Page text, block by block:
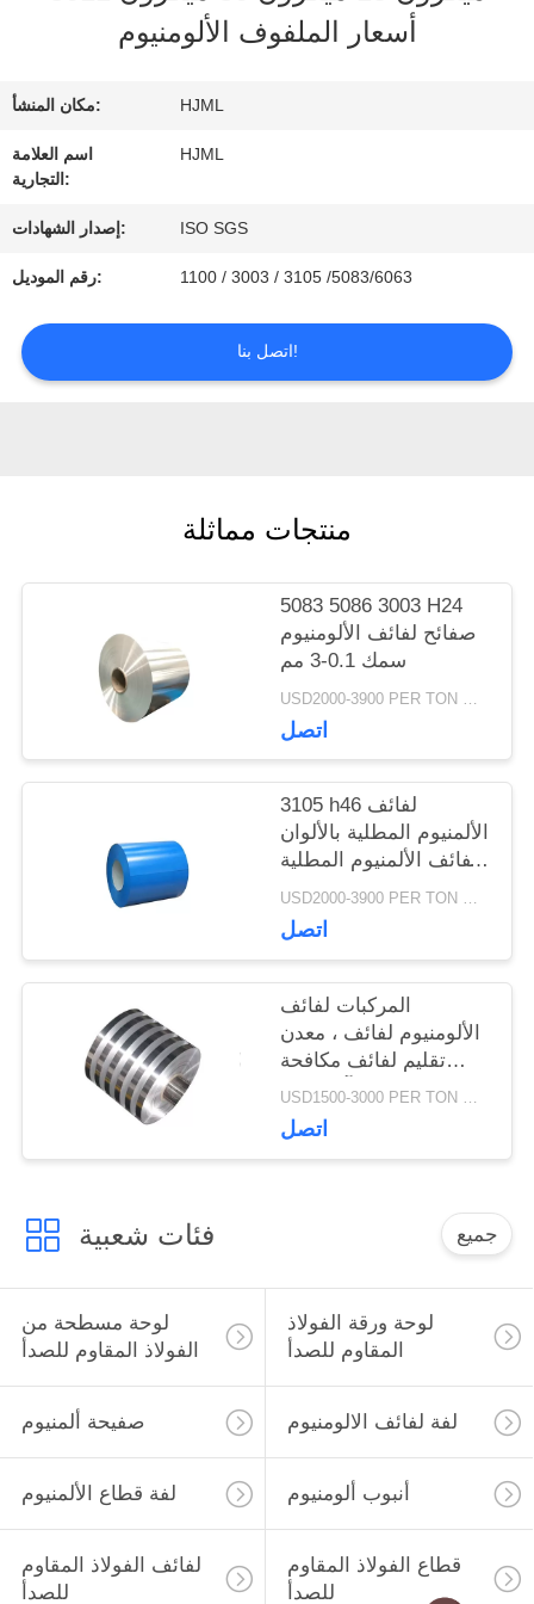
المصنع
مراقبة
الجودة
اتصل
بنا
أسعار الملفوف الألومنيوم
مكان المنشأ: HJML
اسم العلامة
التجارية:
HJML
إصدار الشهادات: ISO SGS
رقم الموديل: 1100 / 3003 / 3105 /5083/6063
اتصل بنا!
منتجات مماثلة
5083 5086 3003 H24
صفائح لفائف الألومنيوم
سمك 0.1-3 مم
USD2000-3900 PER TON MOQ:1TON
اتصل
3105 h46 لفائف
الألمنيوم المطلية بالألوان
لفائف الألمنيوم المطلية
مسبقًا للمزراب
USD2000-3900 PER TON MOQ:1TON
اتصل
المركبات لفائف
الألومنيوم لفائف ، معدن
تقليم لفائف مكافحة
التآكل دائم
USD1500-3000 PER TON MOQ:1TON
اتصل
فئات شعبية جميع
لوحة مسطحة من
الفولاذ المقاوم للصدأ
لوحة ورقة الفولاذ
المقاوم للصدأ
صفيحة ألمنيوم لفة لفائف الالومنيوم
لفة قطاع الألمنيوم أنبوب ألومنيوم
لفائف الفولاذ المقاوم
للصدأ
قطاع الفولاذ المقاوم
للصدأ